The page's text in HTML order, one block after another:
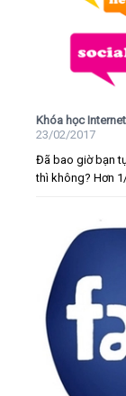
Khóa học
23/02/2017
Đã bao giờ bạn
thì không? Hơn 1/